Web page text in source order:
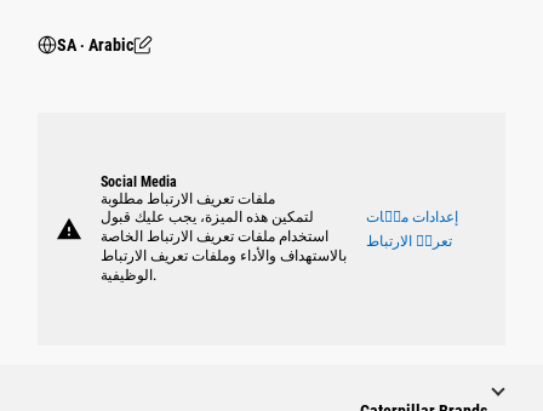
SA ‧ Arabic
warning
Social Media
ملفات تعريف الارتباط مطلوبة
لتمكين هذه الميزة، يجب عليك قبول
استخدام ملفات تعريف الارتباط الخاصة
بالاستهداف والأداء وملفات تعريف الارتباط
الوظيفية.
إعدادات ملٝات
تعريٝ الارتباط